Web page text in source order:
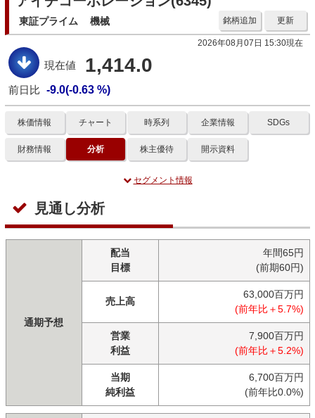
東証プライム 機械 更新
銘柄追加
2026年08月07日 15:30現在
現在値 1,414.0
前日比 -9.0(-0.63 %)
株価情報 チャート 時系列 企業情報 SDGs
財務情報 分析 株主優待 開示資料
セグメント情報
見通し分析
通期予想
配当
目標
年間65円
(前期60円)
売上高
63,000百万円
(前年比＋5.7%)
営業
利益
7,900百万円
(前年比＋5.2%)
当期
純利益
6,700百万円
(前年比0.0%)